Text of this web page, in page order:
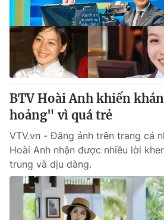
Thị trường 24h Tấm
VTV4 Vươn
VTV9 VTV8
Liên hệ tòa soạn
THỜI BÁO VTV
BTV Hoài Anh khiến
hoảng" vì quá trẻ
VTV.vn - Đăng ảnh trên trang cá
Hoài Anh nhận được nhiều lời
trung và dịu dàng.